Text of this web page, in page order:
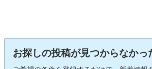
お探しの投稿が見つからなかっ